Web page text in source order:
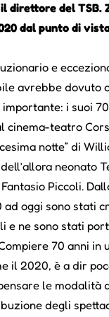
direttore del TSB.
dal punto di
e
avrebbe dovuto
i suoi
cinema-teatro
notte” di
neonato
Piccoli.
ad oggi sono stati
e ne sono stati
70 anni in
il 2020, è a dir
le modalità
degli